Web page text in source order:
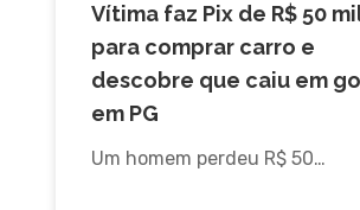
Vítima faz Pix de R$ 50
para comprar carro e
descobre que caiu em
em PG
Um homem perdeu R$ 50…